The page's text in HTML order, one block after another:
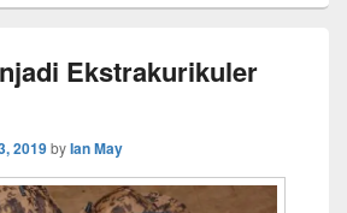
Ekstrakurikuler
2019byIan May